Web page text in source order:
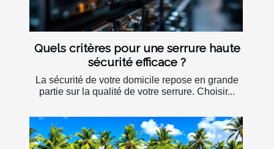
Quels critères pour une serrure haute
sécurité efficace ?
La sécurité de votre domicile repose en grande
partie sur la qualité de votre serrure. Choisir...